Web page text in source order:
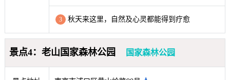
3 秋天来这里，自然及心灵都能得到疗愈
景点4：老山国家森林公园 国家森林公园